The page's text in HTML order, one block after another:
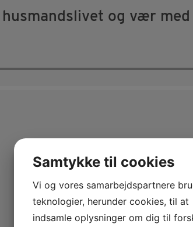
og vær
Samtykke til cookies
Vi og vores samarbejdspartnere
teknologier, herunder cookies, til at
indsamle oplysninger om dig til